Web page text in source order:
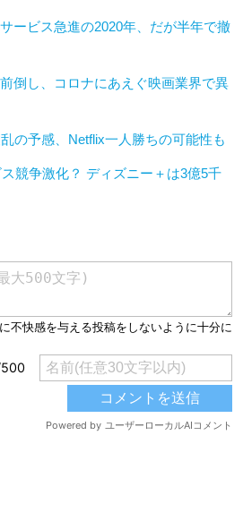
ービス急進の2020年、だが半年で撤
倒し、コロナにあえぐ映画業界で異
の予感、Netflix一人勝ちの可能性も
競争激化？ ディズニー＋は3億5千